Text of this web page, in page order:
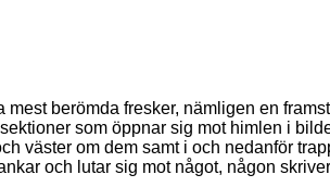
berömda fresker, nämligen en
som öppnar sig mot himlen i
väster om dem samt i och nedanför
och lutar sig mot något, någon